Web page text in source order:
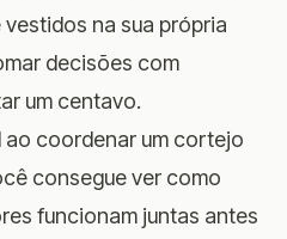
na sua própria
decisões com
um centavo.
ao coordenar um cortejo
consegue ver como
funcionam juntas antes